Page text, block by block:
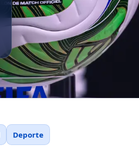
Deporte